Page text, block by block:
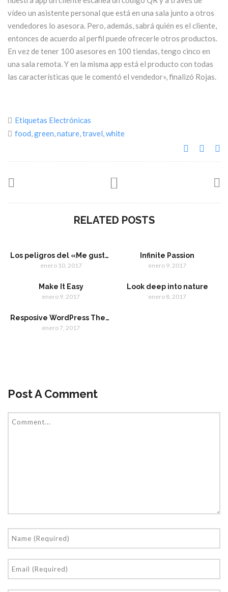
vídeo un asistente personal que está en una sala junto a otros
vendedores lo asesora. Pero, además, sabrá quién es el cliente,
entonces de acuerdo al perfil puede ofrecerle otros productos.
En vez de tener 100 asesores en 100 tiendas, tengo cinco en
una sala remota. Y en la misma app está el producto con todas
las características que le comentó el vendedor», finalizó Rojas.
Etiquetas Electrónicas
food,green,nature,travel,white
RELATED POSTS
Los peligros del «Me gusta» en Facebook
enero 10, 2017
Infinite Passion
enero 9, 2017
Make It Easy
enero 9, 2017
Look deep into nature
enero 8, 2017
Resposive WordPress Theme
enero 7, 2017
Post A Comment